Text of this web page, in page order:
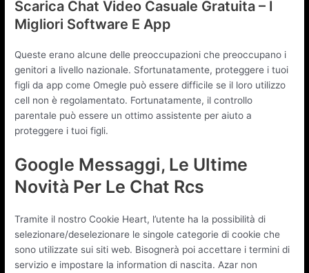
Scarica Chat Video Casuale Gratuita – I
Migliori Software E App
Queste erano alcune delle preoccupazioni che preoccupano i
genitori a livello nazionale. Sfortunatamente, proteggere i tuoi
figli da app come Omegle può essere difficile se il loro utilizzo
cell non è regolamentato. Fortunatamente, il controllo
parentale può essere un ottimo assistente per aiuto a
proteggere i tuoi figli.
Google Messaggi, Le Ultime
Novità Per Le Chat Rcs
Tramite il nostro Cookie Heart, l’utente ha la possibilità di
selezionare/deselezionare le singole categorie di cookie che
sono utilizzate sui siti web. Bisognerà poi accettare i termini di
servizio e impostare la information di nascita. Azar non